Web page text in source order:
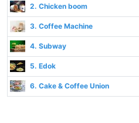
2. Chicken boom
3. Coffee Machine
4. Subway
5. Edok
6. Cake & Coffee Union